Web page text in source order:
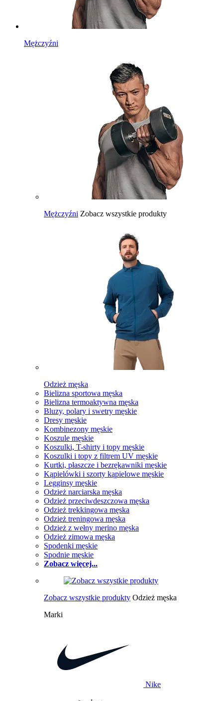
Mężczyźni
Mężczyźni Zobacz wszystkie produkty
Odzież męska
Bielizna sportowa męska
Bielizna termoaktywna męska
Bluzy, polary i swetry męskie
Dresy męskie
Kombinezony męskie
Koszule męskie
Koszulki, T-shirty i topy męskie
Koszulki i topy z filtrem UV męskie
Kurtki, płaszcze i bezrękawniki męskie
Kąpielówki i szorty kąpielowe męskie
Legginsy męskie
Odzież narciarska męska
Odzież przeciwdeszczowa męska
Odzież trekkingowa męska
Odzież treningowa męska
Odzież z wełny merino męska
Odzież zimowa męska
Spodenki męskie
Spodnie męskie
Zobacz więcej...
Zobacz wszystkie produkty Odzież męska
Marki
Nike